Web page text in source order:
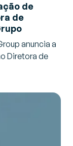
de
de
anuncia a
Diretora de